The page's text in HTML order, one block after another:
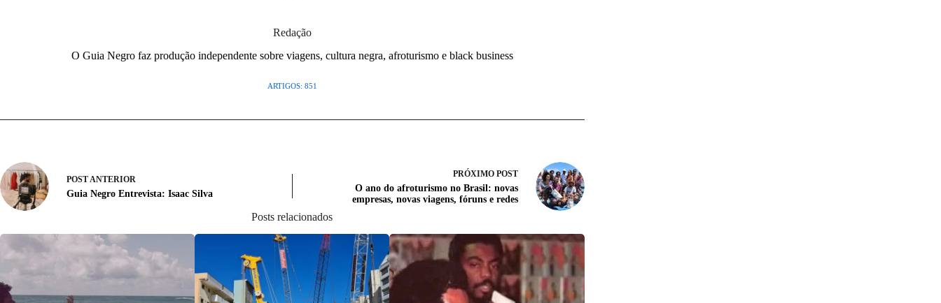
Redação
O Guia Negro faz produção independente sobre viagens, cultura negra, afroturismo e black business
ARTIGOS: 851
POSTANTERIOR
Guia Negro Entrevista: Isaac Silva
PRÓXIMO POST
O ano do afroturismo no Brasil: novas
empresas, novas viagens, fóruns e redes
Posts relacionados